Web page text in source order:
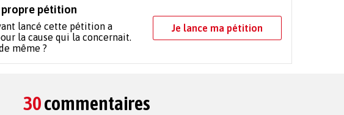
pétition
lancé cette pétition a
la cause qui la concernait.
même ?
Je lance ma pétition
30commentaires